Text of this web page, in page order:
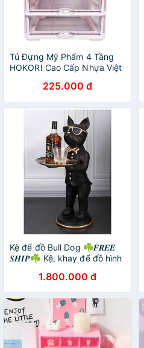
Tủ Đựng Mỹ Phẩm 4 Tầng
HOKORI Cao Cấp Nhựa Việt
Trang Điểm Nhiều Tầng
225.000 đ
Kệ để đồ Bull Dog ☘𝑭𝑹𝑬𝑬
𝑺𝑯𝑰𝑷☘ Kệ, khay để đồ hình
trang trí phòng khách
1.800.000 đ